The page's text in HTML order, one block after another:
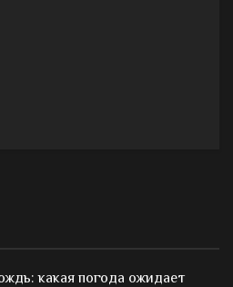
какая погода ожидает